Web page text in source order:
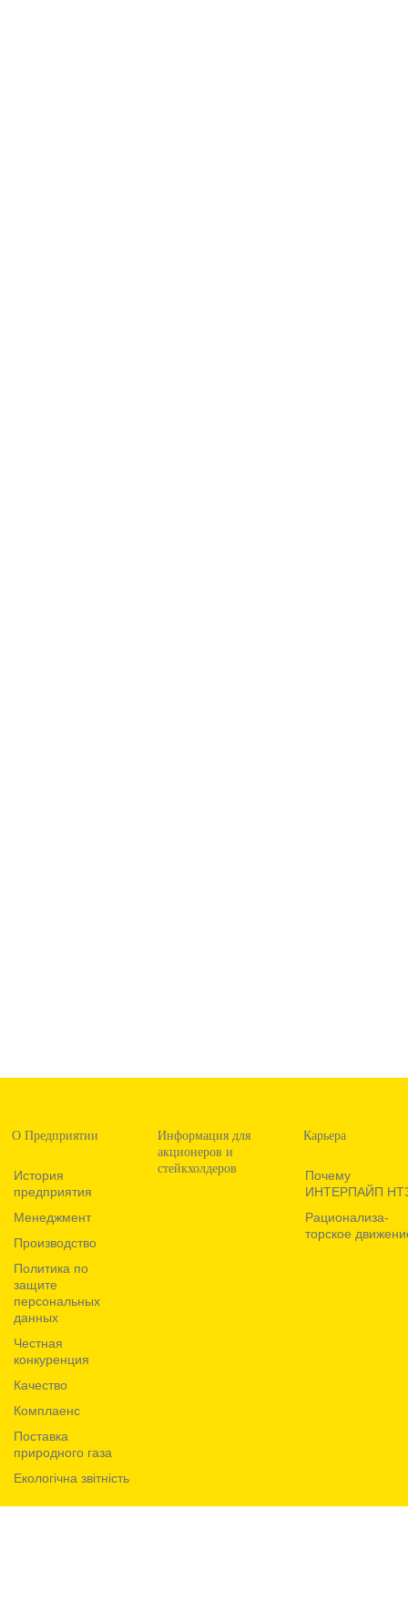
О Предприятии
История
предприятия
Менеджмент
Производство
Политика по
защите
персональных
данных
Честная
конкуренция
Качество
Комплаенс
Поставка
природного газа
Екологічна звітність
Информация для
акционеров и
стейкхолдеров
Карьера
Почему
ИНТЕРПАЙП
Рационализа­
торское